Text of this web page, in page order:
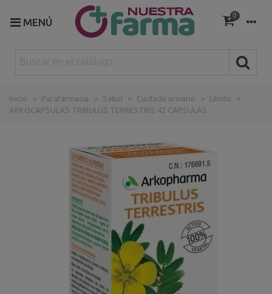
MENÚ
0
Inicio > Parafarmacia > Salud > Cuidado urinario > Líbido
>
ARKOCAPSULAS TRIBULUS TERRESTRIS 42 CAPSULAS